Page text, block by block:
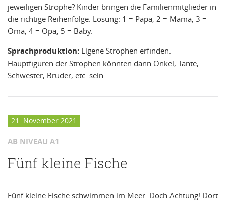
jeweiligen Strophe? Kinder bringen die Familienmitglieder in
die richtige Reihenfolge. Lösung: 1 = Papa, 2 = Mama, 3 =
Oma, 4 = Opa, 5 = Baby.
Sprachproduktion: Eigene Strophen erfinden.
Hauptfiguren der Strophen könnten dann Onkel, Tante,
Schwester, Bruder, etc. sein.
21. November 2021
AB NIVEAU A1
Fünf kleine Fische
Fünf kleine Fische schwimmen im Meer. Doch Achtung! Dort